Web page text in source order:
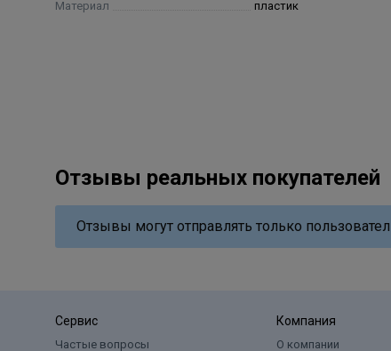
Материал пластик
Отзывы реальных покупателей
Отзывы могут отправлять только
Сервис
Частые вопросы
Компания
О компании